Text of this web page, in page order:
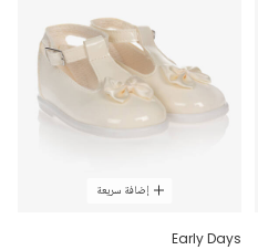
إضافة سريعة
Early Days